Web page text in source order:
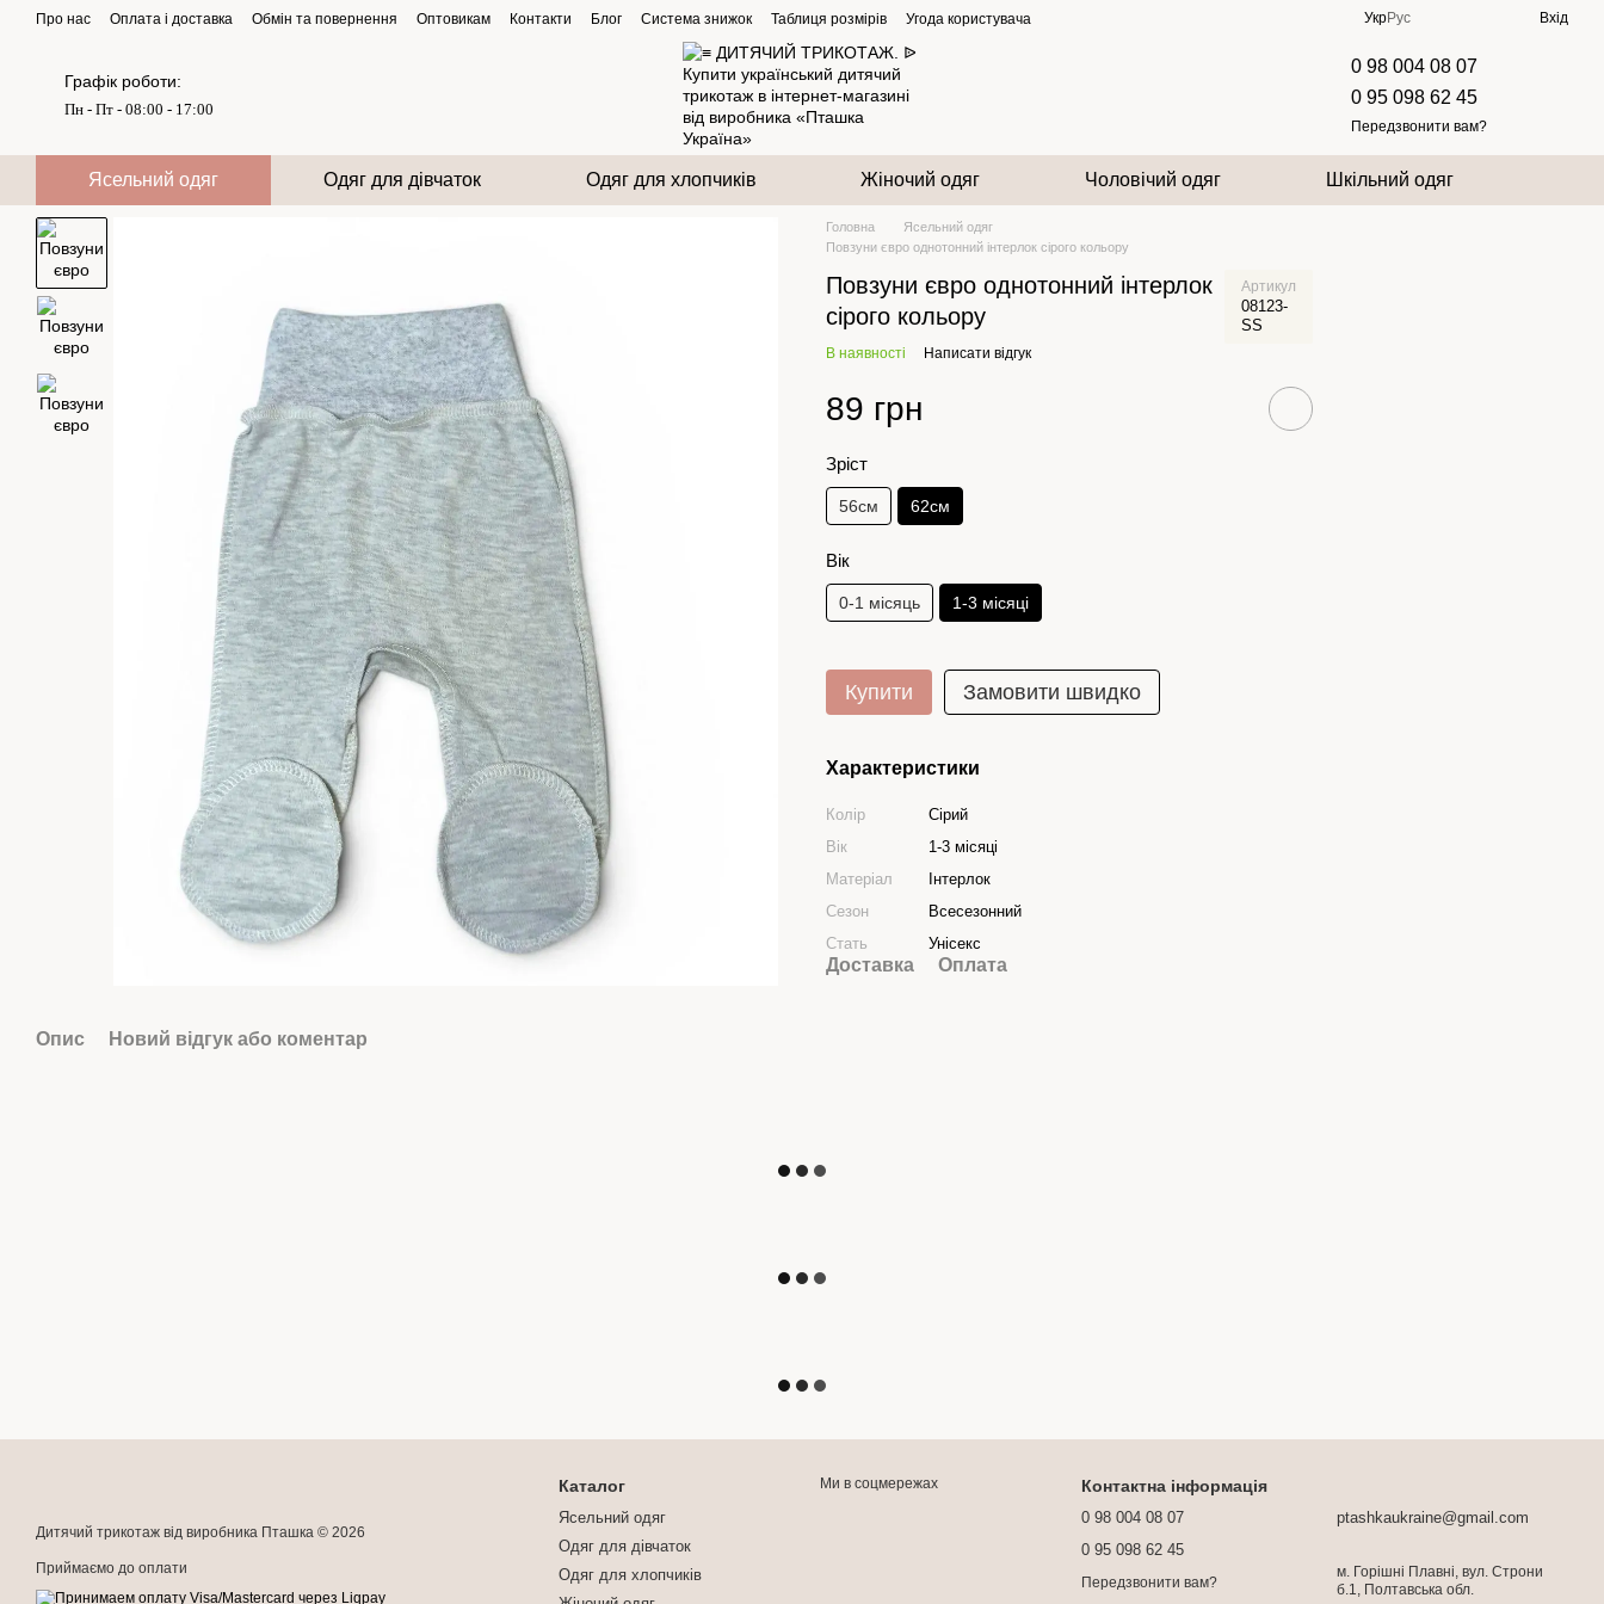
Перейти до основного контенту
Про нас Оплата і доставка Обмін та повернення Оптовикам Контакти Блог Система знижок Таблиця розмірів Угода користувача УкрРус Вхід
Графік роботи:
Пн - Пт - 08:00 - 17:00
0 98 004 08 07
0 95 098 62 45
Передзвонити вам?
Ясельний одяг Одяг для дівчаток Одяг для хлопчиків Жіночий одяг Чоловічий одяг Шкільний одяг
Опис Новий відгук або коментар
Головна
Ясельний одяг
Повзуни євро однотонний інтерлок сірого кольору
Повзуни євро однотонний інтерлок
сірого кольору
Артикул
08123-
SS
В наявності Написати відгук
89 грн
Зріст
56см 62см
Вік
0-1 місяць 1-3 місяці
Купити Замовити швидко
Характеристики
Колір
Сірий
Вік
1-3 місяці
Матеріал
Інтерлок
Сезон
Всесезонний
Стать
Унісекс
Доставка Оплата
Дитячий трикотаж від виробника Пташка © 2026
Приймаємо до оплати
Каталог
Ясельний одяг
Одяг для дівчаток
Одяг для хлопчиків
Ми в соцмережах Контактна інформація
0 98 004 08 07
0 95 098 62 45
Передзвонити вам?
ptashkaukraine@gmail.com
м. Горішні Плавні, вул. Строни
б.1, Полтавська обл.